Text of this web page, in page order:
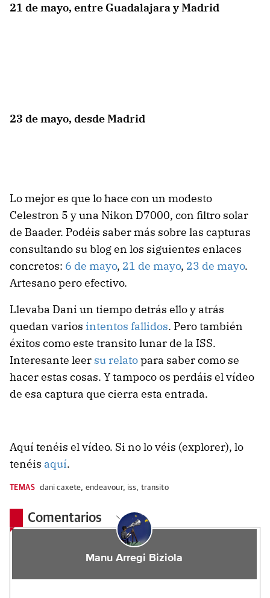
21 de mayo, entre Guadalajara y Madrid
23 de mayo, desde Madrid
Lo mejor es que lo hace con un modesto
Celestron 5 y una Nikon D7000, con filtro solar
de Baader. Podéis saber más sobre las capturas
consultando su blog en los siguientes enlaces
concretos: 6 de mayo, 21 de mayo, 23 de mayo.
Artesano pero efectivo.
Llevaba Dani un tiempo detrás ello y atrás
quedan varios intentos fallidos. Pero también
éxitos como este transito lunar de la ISS.
Interesante leer su relatopara saber como se
hacer estas cosas. Y tampoco os perdáis el vídeo
de esa captura que cierra esta entrada.
Aquí tenéis el vídeo. Si no lo véis (explorer), lo
tenéis aquí.
TEMAS dani caxete, endeavour, iss, transito
Comentarios
Manu Arregi Biziola